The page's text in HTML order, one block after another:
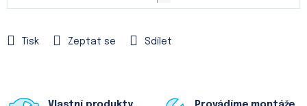
Tisk Zeptat se Sdílet